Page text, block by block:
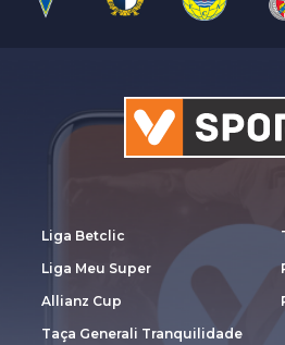
Liga Betclic
Liga Meu Super
Allianz Cup
Taça Generali Tranquilidade